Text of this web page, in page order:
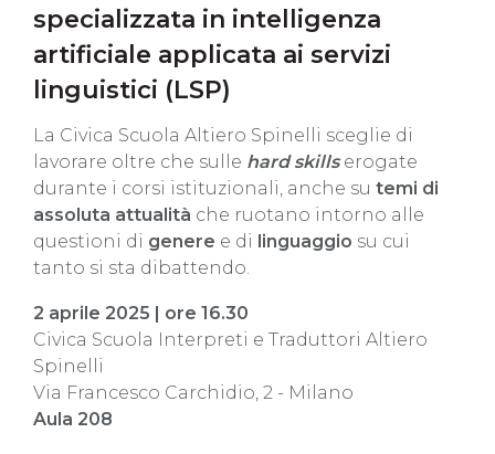
specializzata in intelligenza
artificiale applicata ai servizi
linguistici (LSP)
La Civica Scuola Altiero Spinelli sceglie di
lavorare oltre che sulle hard skillserogate
durante i corsi istituzionali, anche su temi di
assoluta attualità che ruotano intorno alle
questioni di genere e di linguaggio su cui
tanto si sta dibattendo.
2 aprile 2025 | ore 16.30
Civica Scuola Interpreti e Traduttori Altiero
Spinelli
Via Francesco Carchidio, 2 - Milano
Aula 208